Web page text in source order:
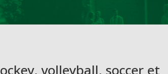
volleyball, soccer et